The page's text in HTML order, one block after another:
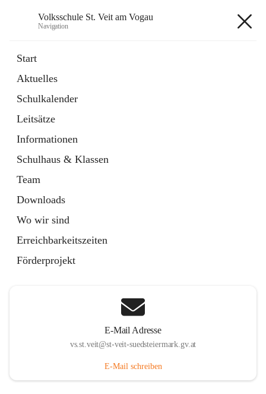
Volksschule St. Veit am Vogau
Navigation
Start
Aktuelles
Schulkalender
Leitsätze
Informationen
Schulhaus & Klassen
Team
Downloads
Wo wir sind
Erreichbarkeitszeiten
Förderprojekt
E-Mail Adresse
vs.st.veit@st-veit-suedsteiermark.gv.at
E-Mail schreiben